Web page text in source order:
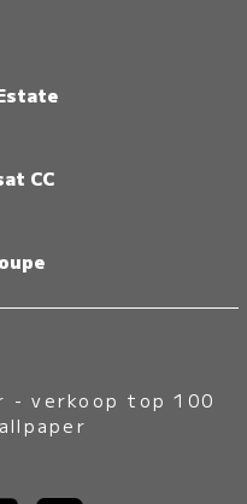
CC
-verkoop top 100